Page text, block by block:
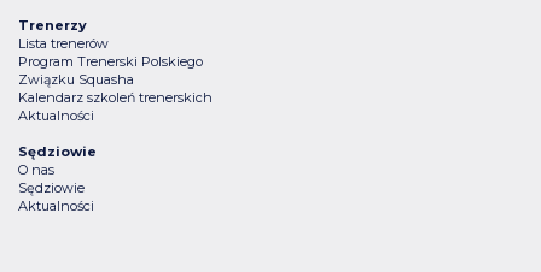
Trenerzy
Lista trenerów
Program Trenerski Polskiego
Związku Squasha
Kalendarz szkoleń trenerskich
Aktualności
Sędziowie
O nas
Sędziowie
Aktualności